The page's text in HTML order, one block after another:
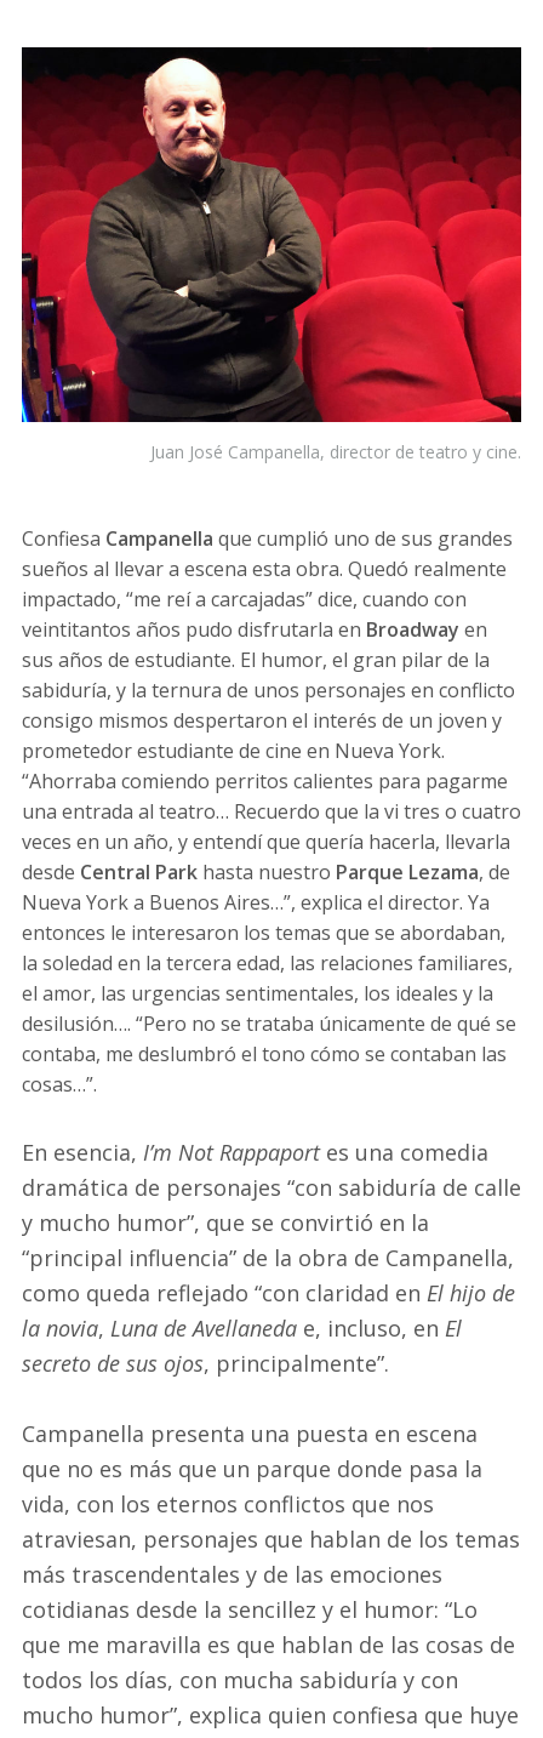
Juan José Campanella, director de teatro y cine.
Confiesa Campanella que cumplió uno de sus grandes
sueños al llevar a escena esta obra. Quedó realmente
impactado, “me reí a carcajadas” dice, cuando con
veintitantos años pudo disfrutarla en Broadway en
sus años de estudiante. El humor, el gran pilar de la
sabiduría, y la ternura de unos personajes en conflicto
consigo mismos despertaron el interés de un joven y
prometedor estudiante de cine en Nueva York.
“Ahorraba comiendo perritos calientes para pagarme
una entrada al teatro… Recuerdo que la vi tres o cuatro
veces en un año, y entendí que quería hacerla, llevarla
desde Central Park hasta nuestro Parque Lezama, de
Nueva York a Buenos Aires…”, explica el director. Ya
entonces le interesaron los temas que se abordaban,
la soledad en la tercera edad, las relaciones familiares,
el amor, las urgencias sentimentales, los ideales y la
desilusión…. “Pero no se trataba únicamente de qué se
contaba, me deslumbró el tono cómo se contaban las
cosas…”.
En esencia, I’m Not Rappaportes una comedia
dramática de personajes “con sabiduría de calle
y mucho humor”, que se convirtió en la
“principal influencia” de la obra de Campanella,
como queda reflejado “con claridad en El hijo de
la novia, Luna de Avellaneda e, incluso, en El
secreto de sus ojos, principalmente”.
Campanella presenta una puesta en escena
que no es más que un parque donde pasa la
vida, con los eternos conflictos que nos
atraviesan, personajes que hablan de los temas
más trascendentales y de las emociones
cotidianas desde la sencillez y el humor: “Lo
que me maravilla es que hablan de las cosas de
todos los días, con mucha sabiduría y con
mucho humor”, explica quien confiesa que huye